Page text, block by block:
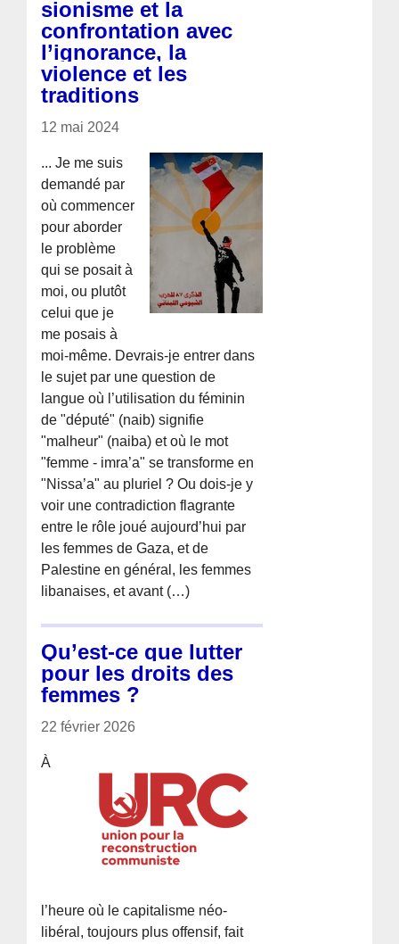
sionisme et la
confrontation avec
l’ignorance, la
violence et les
traditions
12 mai 2024
... Je me suis
demandé par
où commencer
pour aborder
le problème
qui se posait à
moi, ou plutôt
celui que je
me posais à
moi-même. Devrais-je entrer dans
le sujet par une question de
langue où l’utilisation du féminin
de "député" (naib) signifie
"malheur" (naiba) et où le mot
"femme - imra’a" se transforme en
"Nissa’a" au pluriel ? Ou dois-je y
voir une contradiction flagrante
entre le rôle joué aujourd’hui par
les femmes de Gaza, et de
Palestine en général, les femmes
libanaises, et avant (…)
Qu’est-ce que lutter
pour les droits des
femmes ?
22 février 2026
À
l’heure où le capitalisme néo-
libéral, toujours plus offensif, fait